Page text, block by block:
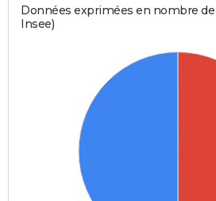
Données exprimées en nombre de
Insee)